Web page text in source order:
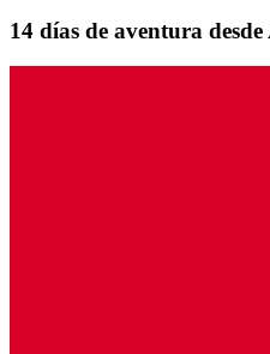
14 días de aventura